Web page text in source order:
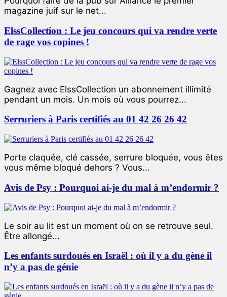
magazine juif sur le net...
ElssCollection : Le jeu concours qui va rendre verte
de rage vos copines !
Gagnez avec ElssCollection un abonnement illimité
pendant un mois. Un mois où vous pourrez...
Serruriers à Paris certifiés au 01 42 26 26 42
Porte claquée, clé cassée, serrure bloquée, vous êtes
vous même bloqué dehors ? Vous...
Avis de Psy : Pourquoi ai-je du mal à m’endormir ?
Le soir au lit est un moment où on se retrouve seul.
Être allongé...
Les enfants surdoués en Israël : où il y a du gène il
n’y a pas de génie